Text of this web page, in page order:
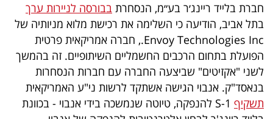
עסקי
ספורט
קריירה
ולימודים
מינויים
חברת בלייד ריינג׳ר בע״מ, הנסחרת בבורסה לניירות ערך
בתל אביב, הודיעה כי השלימה את רכישת מלוא מניותיה של
Envoy Technologies Inc., חברה אמריקאית פרטית
הפועלת בתחום הרכבים החשמליים השיתופיים. זה בהמשך
לשני "אקזיטים" שביצעה החברה עם חברות הנסחרות
בנאסד"ק. אנבוי הגישה אשתקד לרשות ני"ע האמריקאית
תשקיף
S-1 להנפקה, טיוטה שנמשכה בידי אנבוי - בכוונת